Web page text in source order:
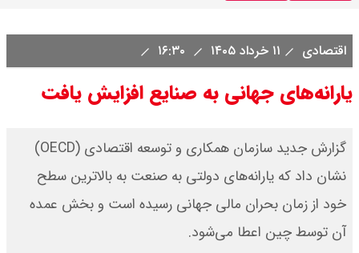
اقتصادی ۱۱ خرداد ۱۴۰۵
یارانه‌های جهانی به صنایع افزایش یافت
گزارش جدید سازمان همکاری و توسعه اقتصادی (OECD)
نشان داد که یارانه‌های دولتی به صنعت به بالاترین سطح
خود از زمان بحران مالی جهانی رسیده است و بخش عمده
آن توسط چین اعطا می‌شود.